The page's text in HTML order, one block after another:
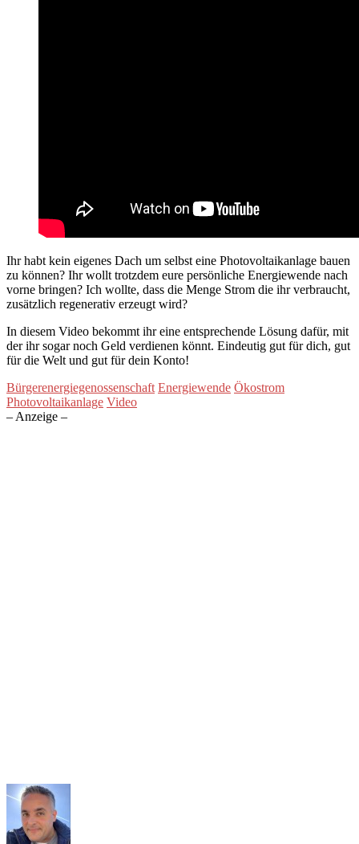
Ihr habt kein eigenes Dach um selbst eine Photovoltaikanlage bauen
zu können? Ihr wollt trotzdem eure persönliche Energiewende nach
vorne bringen? Ich wollte, dass die Menge Strom die ihr verbraucht,
zusätzlich regenerativ erzeugt wird?
In diesem Video bekommt ihr eine entsprechende Lösung dafür, mit
der ihr sogar noch Geld verdienen könnt. Eindeutig gut für dich, gut
für die Welt und gut für dein Konto!
Bürgerenergiegenossenschaft Energiewende Ökostrom
Photovoltaikanlage Video
– Anzeige –